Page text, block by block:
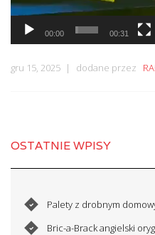
00:00 00:31
gru 15, 2025 dodane przez
OSTATNIE WPISY
Palety z drobnym
Bric-a-Brack angielski